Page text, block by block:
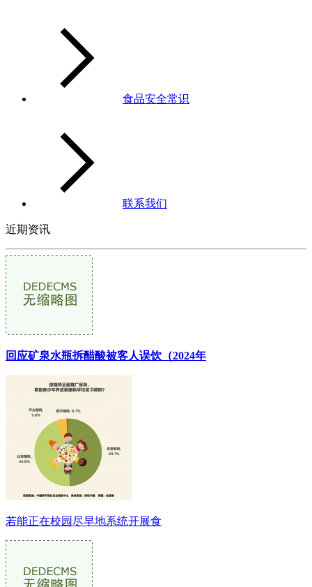
食品安全常识
联系我们
近期资讯
回应矿泉水瓶拆醋酸被客人误饮（2024年
若能正在校园尽早地系统开展食